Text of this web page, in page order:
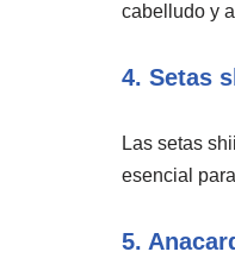
cabelludo y
4. Setas
Las setas
esencial
5.